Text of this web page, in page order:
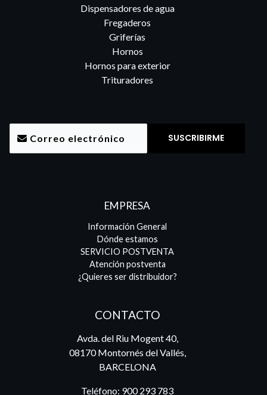
Dispensadores de agua
Fregaderos
Griferías
Hornos
Hornos para exterior
Trituradores
EMPRESA
Información General
Dónde estamos
SERVICIO POSTVENTA
Atención postventa
¿Quieres ser distribuidor?
CONTACTO
Avda. del Riu Mogent 40,
08170 Montornés del Vallés,
BARCELONA
Teléfono: 900 293 783